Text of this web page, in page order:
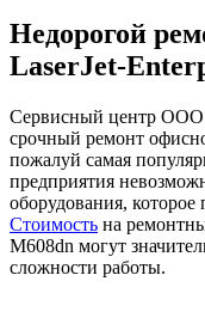
Недорогой
LaserJet-
Сервисный центр
срочный ремонт
пожалуй самая
предприятия
оборудования,
Стоимость на
M608dn могут
сложности работы.